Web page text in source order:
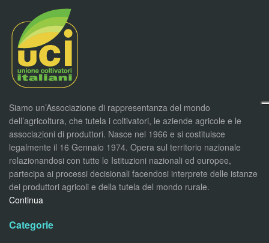
Siamo un’Associazione di rappresentanza del mondo
dell’agricoltura, che tutela i coltivatori, le aziende agricole e le
associazioni di produttori. Nasce nel 1966 e si costituisce
legalmente il 16 Gennaio 1974. Opera sul territorio nazionale
relazionandosi con tutte le Istituzioni nazionali ed europee,
partecipa ai processi decisionali facendosi interprete delle istanze
dei produttori agricoli e della tutela del mondo rurale.
Continua
Categorie